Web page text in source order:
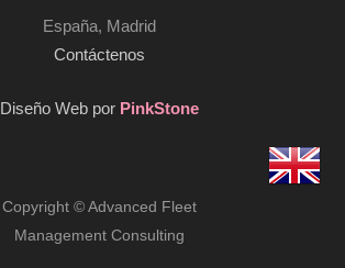
España, Madrid
Contáctenos
Diseño Web por PinkStone
Copyright © Advanced Fleet
Management Consulting